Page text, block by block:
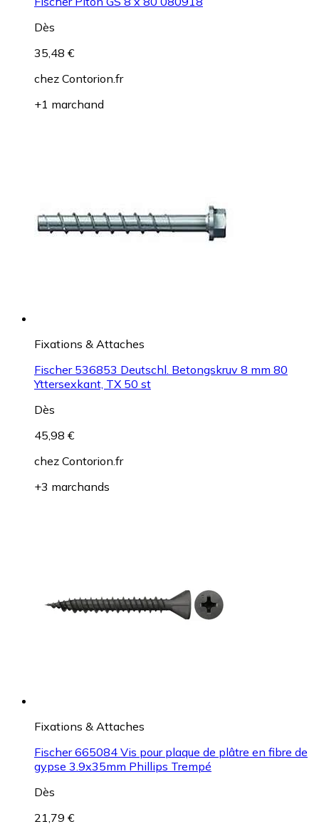
Dès
35,48 €
chez Contorion.fr
+1 marchand
Fixations & Attaches
Fischer 536853 Deutschl. Betongskruv 8 mm 80
Yttersexkant, TX 50 st
Dès
45,98 €
chez Contorion.fr
+3 marchands
Fixations & Attaches
Fischer 665084 Vis pour plaque de plâtre en fibre de
gypse 3.9x35mm Phillips Trempé
Dès
21,79 €